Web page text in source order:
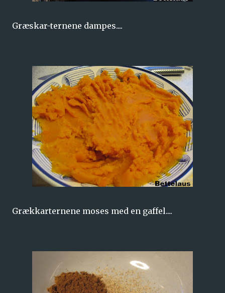
Græskar-ternene dampes....
Grækkarternene moses med en gaffel....